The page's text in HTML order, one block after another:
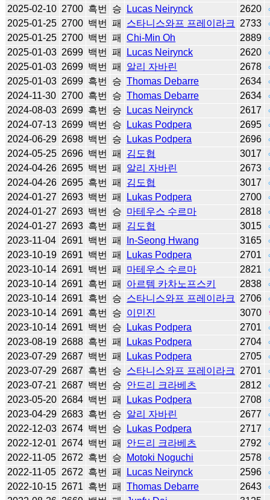
2025-02-10 2700 흑번 승 Lucas Neirynck 2620
2025-01-25 2700 백번 패 스타니스와프 프레이라크 2733
2025-01-25 2700 백번 패 Chi-Min Oh 2889
2025-01-03 2699 백번 패 Lucas Neirynck 2620
2025-01-03 2699 백번 패 알리 자바린 2678
2025-01-03 2699 흑번 승 Thomas Debarre 2634
2024-11-30 2700 흑번 승 Thomas Debarre 2634
2024-08-03 2699 흑번 승 Lucas Neirynck 2617
2024-07-13 2699 백번 승 Lukas Podpera 2695
2024-06-29 2698 백번 승 Lukas Podpera 2696
2024-05-25 2696 백번 패 김도협 3017
2024-04-26 2695 백번 패 알리 자바린 2673
2024-04-26 2695 흑번 패 김도협 3017
2024-01-27 2693 백번 패 Lukas Podpera 2700
2024-01-27 2693 백번 승 마테우스 수르마 2818
2024-01-27 2693 흑번 패 김도협 3015
2023-11-04 2691 백번 패 In-Seong Hwang 3165
2023-10-19 2691 백번 패 Lukas Podpera 2701
2023-10-14 2691 백번 패 마테우스 수르마 2821
2023-10-14 2691 흑번 패 아르템 카차노프스키 2838
2023-10-14 2691 흑번 승 스타니스와프 프레이라크 2706
2023-10-14 2691 흑번 승 이민진 3070
2023-10-14 2691 백번 승 Lukas Podpera 2701
2023-08-19 2688 흑번 패 Lukas Podpera 2704
2023-07-29 2687 백번 패 Lukas Podpera 2705
2023-07-29 2687 흑번 승 스타니스와프 프레이라크 2701
2023-07-21 2687 백번 승 안드리 크라베츠 2812
2023-05-20 2684 백번 패 Lukas Podpera 2708
2023-04-29 2683 흑번 승 알리 자바린 2677
2022-12-03 2674 백번 승 Lukas Podpera 2717
2022-12-01 2674 백번 패 안드리 크라베츠 2792
2022-11-05 2672 흑번 승 Motoki Noguchi 2578
2022-11-05 2672 흑번 패 Lucas Neirynck 2596
2022-10-15 2671 흑번 패 Thomas Debarre 2643